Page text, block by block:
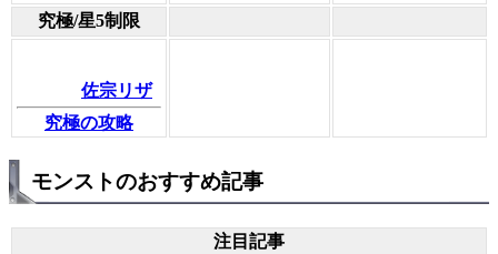
究極/星5制限
佐宗リザ
究極の攻略
モンストのおすすめ記事
注目記事